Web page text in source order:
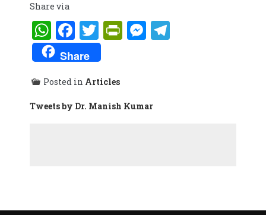
Share via
WhatsApp
Facebook
Twitter
PrintFriendly
Messenger
Share
Posted in Articles
Tweets by Dr. Manish Kumar